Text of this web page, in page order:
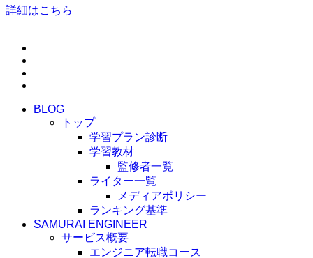
詳細はこちら
BLOG
トップ
学習プラン診断
学習教材
監修者一覧
ライター一覧
メディアポリシー
ランキング基準
SAMURAI ENGINEER
サービス概要
エンジニア転職コース